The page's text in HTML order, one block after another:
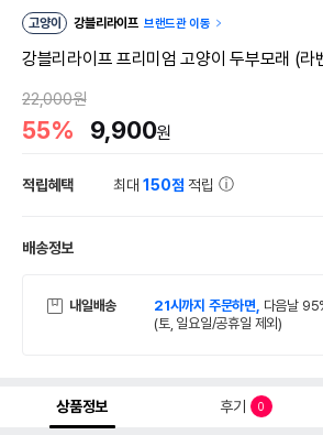
고양이 강블리라이프 브랜드관 이동
강블리라이프 프리미엄 고양이 두부모래 (
22,000원
55% 9,900원
적립혜택 최대150점 적립
배송정보
내일배송 21시까지 주문하면, 다음날
(토, 일요일/공휴일 제외)
상품정보 후기 0